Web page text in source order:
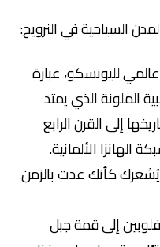
السياحية في النرويج:
لليونسكو، عبارة
الملونة الذي يمتد
إلى القرن الرابع
الهانزا الألمانية.
كأنك عدت بالزمن
إلى قمة جبل